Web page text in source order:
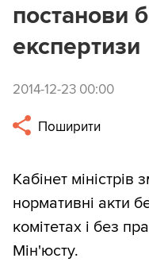
постанови
експертизи
2014-12-23 00:00
Поширити
Кабінет
нормативні акти
комітетах і без
Мін'юсту.